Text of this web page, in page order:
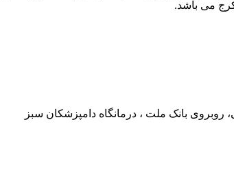
کرج می باشد.
روبروی بانک ملت ، درمانگاه دامپزشکان سبز